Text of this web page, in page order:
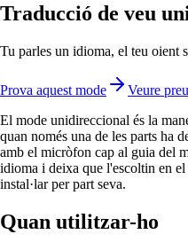
Traducció de veu
Tu parles un idioma, el teu oient
Prova aquest mode
Veure
El mode unidireccional és la
quan només una de les parts ha
amb el micròfon cap al guia del
idioma i deixa que l'escoltin en
instal·lar per part seva.
Quan utilitzar-ho